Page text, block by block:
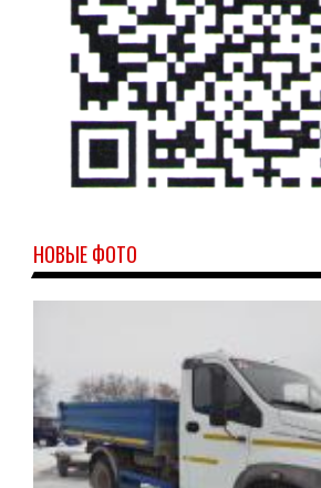
НОВЫЕ ФОТО